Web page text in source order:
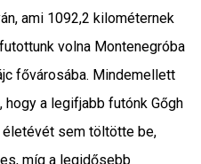
ami 1092,2 kilométernek
volna Montenegróba
fővárosába. Mindemellett
a legifjabb futónk Gőgh
életévét sem töltötte be,
míg a legidősebb